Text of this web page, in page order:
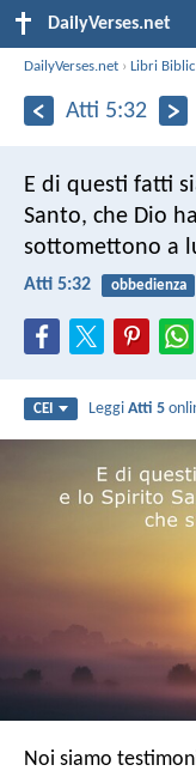
DailyVerses.net
DailyVerses.net ›Libri
Atti 5:32
E di questi fatti
Santo, che Dio
sottomettono a
Atti 5:32 obbedienza
CEI LeggiAtti 5
Noi siamo